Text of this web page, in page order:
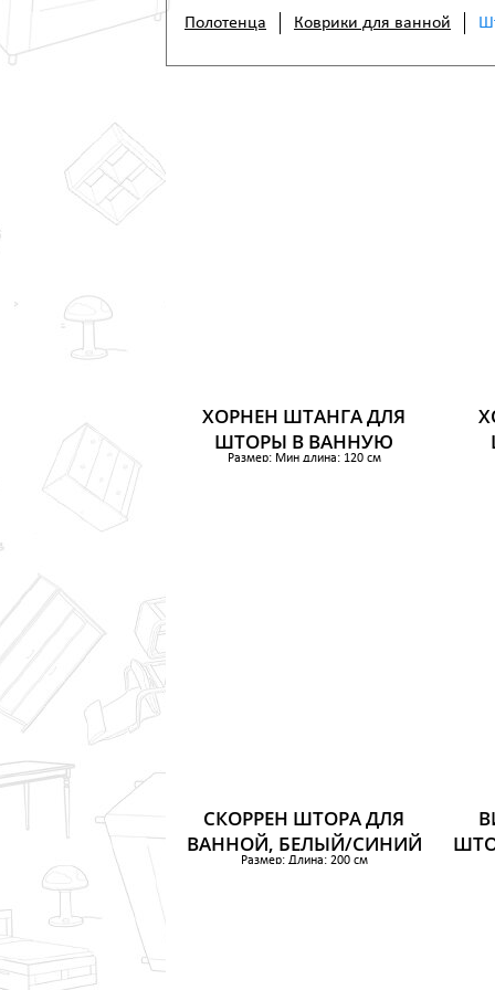
Полотенца Коврики для ванной
ХОРНЕН ШТАНГА ДЛЯ
ШТОРЫ В ВАННУЮ
Размер: Мин длина: 120 см
СКОРРЕН ШТОРА ДЛЯ
ВАННОЙ, БЕЛЫЙ/СИНИЙ
Размер: Длина: 200 см